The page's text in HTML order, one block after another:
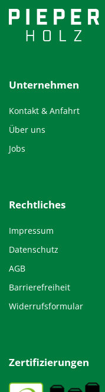
Unternehmen
Kontakt & Anfahrt
Über uns
Jobs
Rechtliches
Impressum
Datenschutz
AGB
Barrierefreiheit
Widerrufsformular
Zertifizierungen